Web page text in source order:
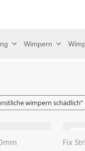
Wimpern
wimpern schädlich”
Fix